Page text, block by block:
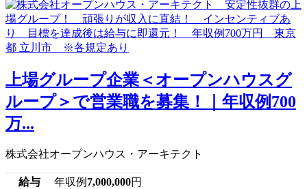
上場グループ企業＜オープンハウスグ
ループ＞で営業職を募集！｜年収例700
万...
株式会社オープンハウス・アーキテクト
給与 年収例 7,000,000円